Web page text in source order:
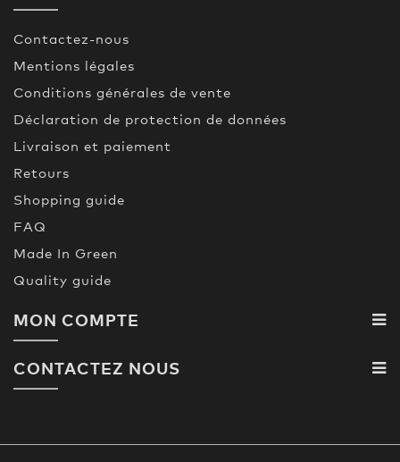
Contactez-nous
Mentions légales
Conditions générales de vente
Déclaration de protection de données
Livraison et paiement
Retours
Shopping guide
FAQ
Made In Green
Quality guide
MON COMPTE
CONTACTEZ NOUS